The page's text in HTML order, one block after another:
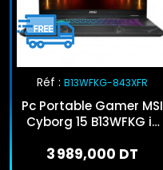
Réf : B13WFKG-843XFR
Pc Portable Gamer MSI
Cyborg 15 B13WFKG i7
RTX 5060
3 989,000 DT